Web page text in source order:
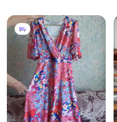
300 грн 0